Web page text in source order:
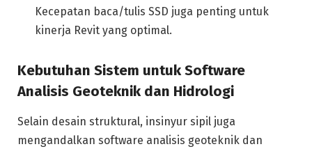
Kecepatan baca/tulis SSD juga penting untuk
kinerja Revit yang optimal.
Kebutuhan Sistem untuk Software
Analisis Geoteknik dan Hidrologi
Selain desain struktural, insinyur sipil juga
mengandalkan software analisis geoteknik dan